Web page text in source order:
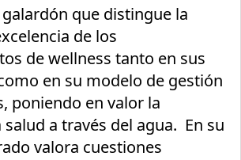
que distingue la
de los
de wellness tanto en sus
en su modelo de gestión
poniendo en valor la
a través del agua. En su
valora cuestiones